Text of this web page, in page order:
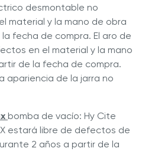
desmontable no
material y la mano de obra
fecha de compra. El aro de
en el material y la mano
de la fecha de compra.
apariencia de la jarra no
bomba de vacío: Hy Cite
estará libre de defectos de
2 años a partir de la